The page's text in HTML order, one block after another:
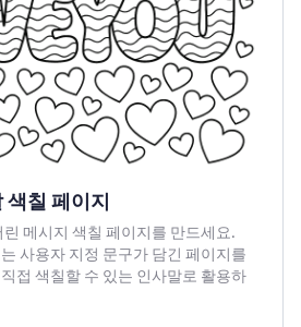
칠 페이지
메시지 색칠 페이지를 만드세요.
사용자 지정 문구가 담긴 페이지를
접 색칠할 수 있는 인사말로 활용하